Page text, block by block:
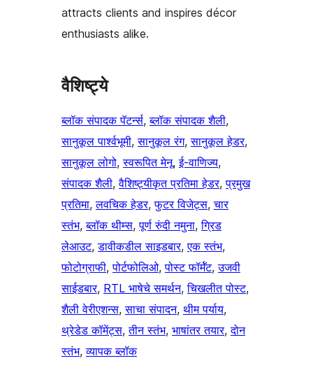
attracts clients and inspires décor
enthusiasts alike.
वैशिष्ट्ये
ब्लॉक संपादक पॅटर्न्स, ब्लॉक संपादक शैली
सानुकूल पार्श्वभूमी, सानुकूल रंग, सानुकूल हेडर
सानुकूल लोगो, स्वरूपित मेनू, ई-वाणिज्य
संपादक शैली, वैशिष्ट्यीकृत प्रतिमा हेडर, प्रमुख
प्रतिमा, लवचिक हेडर, फुटर विजेट्स, चार
स्तंभ, ब्लॉक थीम्स, पूर्ण रुंदी नमुना, ग्रिड
लेआउट, डावीकडील साइडबार, एक स्तंभ
फोटोग्राफी, पोर्टफोलिओ, पोस्ट फॉर्मॅट, उजवी
साईडबार, RTL भाषेचे समर्थन, चिखलीत पोस्ट
शैली वेरीएशन्स, साचा संपादन, थीम पर्याय
थ्रेडेड कॉमेंट्स, तीन स्तंभ, भाषांतर तयार, दोन
स्तंभ, व्यापक ब्लॉक